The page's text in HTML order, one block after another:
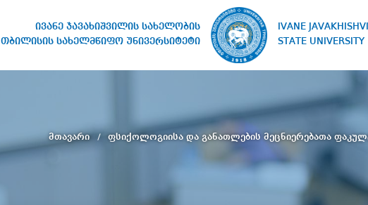
ივანე ჯავახიშვილის სახელობის
თბილისის სახელმწიფო უნივერსიტეტი
IVANE
STATE UNIVERSITY
მთავარი ფსიქოლოგიისა და განათლების მეცნიერებათა